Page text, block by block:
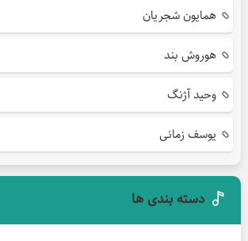
همایون شجریان
هوروش بند
وحید آژنگ
یوسف زمانی
دسته بندی ها